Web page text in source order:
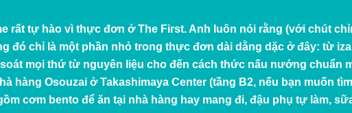
rất tự hào vì thực đơn ở The First. Anh luôn nói rằng (với chút
đó chỉ là một phần nhỏ trong thực đơn dài dằng dặc ở đây: từ
soát mọi thứ từ nguyên liệu cho đến cách thức nấu nướng
hàng Osouzai ở Takashimaya Center (tầng B2, nếu bạn muốn
cơm bento để ăn tại nhà hàng hay mang đi, đậu phụ tự làm,